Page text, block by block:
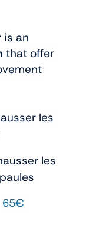
is an
that offer
les
65€